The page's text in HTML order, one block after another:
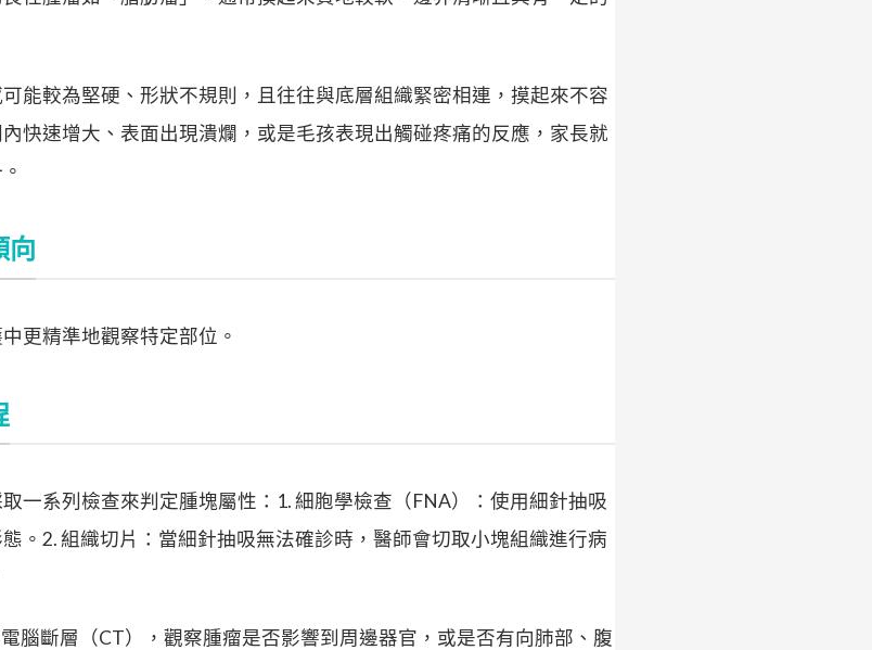
能較為堅硬、形狀不規則，且往往與底層組織緊密相連，摸起來不容
快速增大、表面出現潰爛，或是毛孩表現出觸碰疼痛的反應，家長就
向
更精準地觀察特定部位。
一系列檢查來判定腫塊屬性：1. 細胞學檢查（FNA）：使用細針抽吸
。2. 組織切片：當細針抽吸無法確診時，醫師會切取小塊組織進行病
腦斷層（CT），觀察腫瘤是否影響到周邊器官，或是否有向肺部、腹